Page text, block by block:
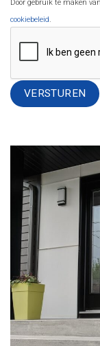
Door gebruik te maken
cookiebeleid.